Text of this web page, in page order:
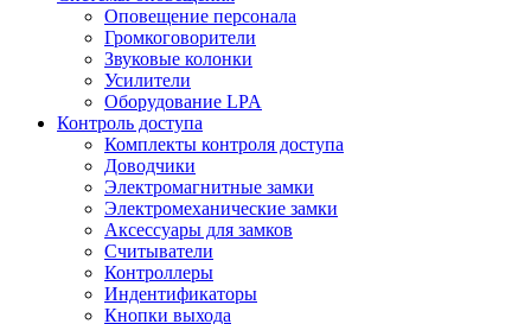
Оповещение персонала
Громкоговорители
Звуковые колонки
Усилители
Оборудование LPA
Контроль доступа
Комплекты контроля доступа
Доводчики
Электромагнитные замки
Электромеханические замки
Аксессуары для замков
Считыватели
Контроллеры
Индентификаторы
Кнопки выхода